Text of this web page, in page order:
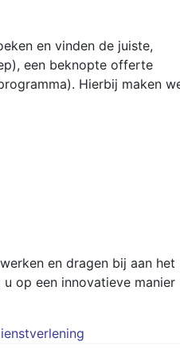
en vinden de juiste,
een beknopte offerte
Hierbij maken
en dragen bij aan het
op een innovatieve manier